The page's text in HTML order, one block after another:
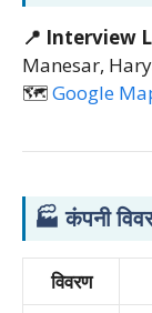
📍 Interview
Manesar,
🗺️Google
🏭कंपनी
विवरण